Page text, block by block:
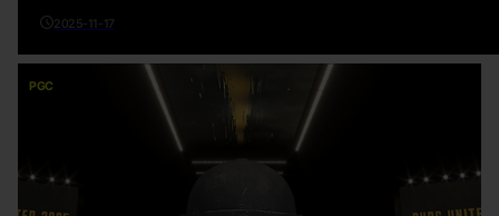
2025-11-17
PGC